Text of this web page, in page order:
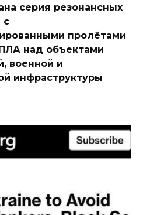
серия резонансных
с
пролётами
над объектами
военной и
инфраструктуры